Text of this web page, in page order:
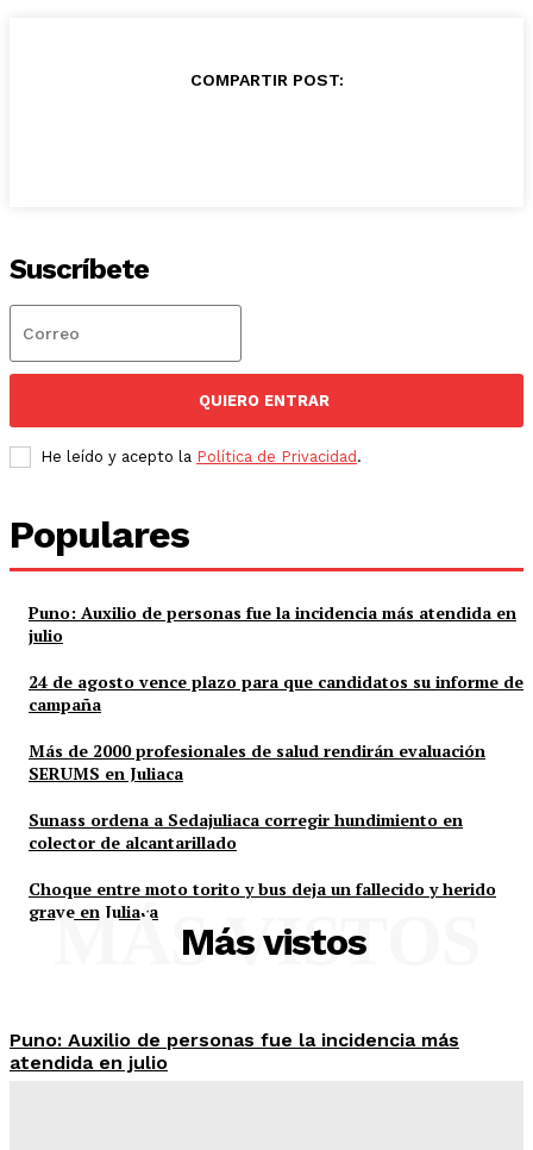
COMPARTIR POST:
Suscríbete
QUIERO ENTRAR
He leído y acepto la Política de Privacidad.
Populares
Puno: Auxilio de personas fue la incidencia más atendida en
julio
24 de agosto vence plazo para que candidatos su informe de
campaña
Más de 2000 profesionales de salud rendirán evaluación
SERUMS en Juliaca
Sunass ordena a Sedajuliaca corregir hundimiento en
colector de alcantarillado
Choque entre moto torito y bus deja un fallecido y herido
grave en Juliaca
Más vistos
MÁS VISTOS
Puno: Auxilio de personas fue la incidencia más
atendida en julio